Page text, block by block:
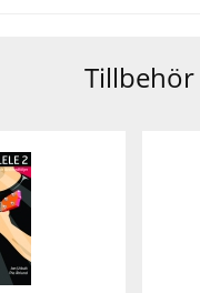
Tillbehör